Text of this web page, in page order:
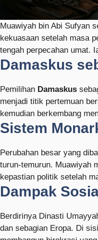
Muawiyah bin Abi Sufyan
kekuasaan setelah masa
tengah perpecahan umat.
Damaskus
Pemilihan Damaskus
menjadi titik pertemuan
kemudian berkembang
Sistem
Perubahan besar yang
turun-temurun. Muawiyah
kepastian politik setelah
Dampak
Berdirinya Dinasti
dan sebagian Eropa. Di